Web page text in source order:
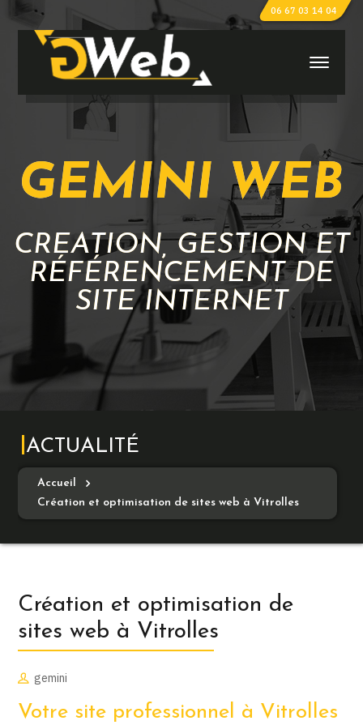
06 67 03 14 04
GEMINI WEB
CRÉATION, GESTION ET
RÉFÉRENCEMENT DE
SITE INTERNET
ACTUALITÉ
Accueil
Création et optimisation de sites web à Vitrolles
Création et optimisation de
sites web à Vitrolles
gemini
Votre site professionnel à Vitrolles